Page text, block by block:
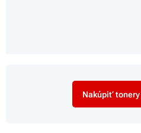
Nakúpiť tonery